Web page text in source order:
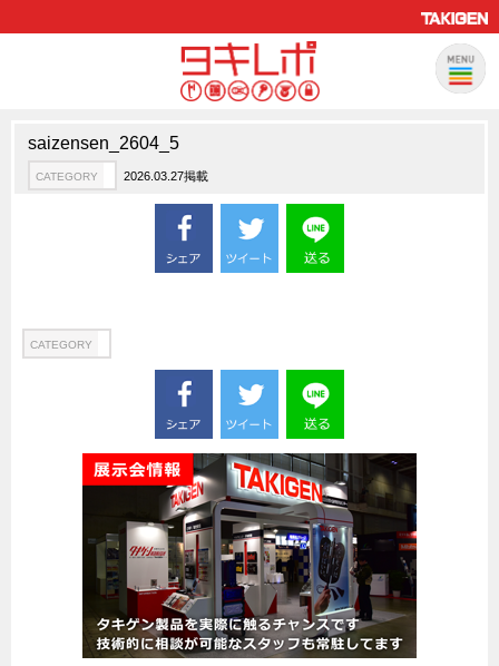
CATEGORY
新製品ロケットニュース
ハイセキュリティ錠前TAKシリーズ
CFRP（炭素繊維強化プラスチック）
ソリューション
船舶・港湾設備
試作・特注品の事例集
SDGs配慮・脱炭素
省力化製品
saizensen_2604_5
CATEGORY 2026.03.27掲載
CATEGORY